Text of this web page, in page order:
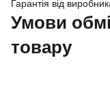
Гарантія від
Умови
товару